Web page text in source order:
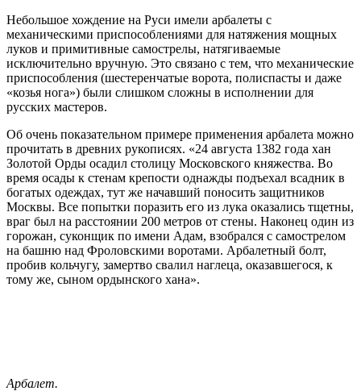
Небольшое хождение на Руси имели арбалеты с
механическими приспособлениями для натяжения мощных
луков и примитивные самострелы, натягиваемые
исключительно вручную. Это связано с тем, что механические
приспособления (шестеренчатые ворота, полиспасты и даже
«козья нога») были слишком сложны в исполнении для
русских мастеров.
Об очень показательном примере применения арбалета можно
прочитать в древних рукописях. «24 августа 1382 года хан
Золотой Орды осадил столицу Московского княжества. Во
время осады к стенам крепости однажды подъехал всадник в
богатых одеждах, тут же начавший поносить защитников
Москвы. Все попытки поразить его из лука оказались тщетны,
враг был на расстоянии 200 метров от стены. Наконец один из
горожан, суконщик по имени Адам, взобрался с самострелом
на башню над Фроловскими воротами. Арбалетный болт,
пробив кольчугу, замертво свалил наглеца, оказавшегося, к
тому же, сыном ордынского хана».
Арбалет.